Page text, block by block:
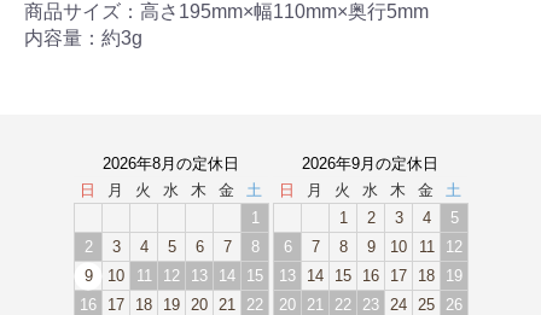
商品サイズ：高さ195mm×幅110mm×奥行5mm
内容量：約3g
2026年8月の定休日
日
月 火 水 木 金
土
1
2
3 4 5 6 7
8
9
10 11 12 13 14
15
16
17 18 19 20 21
22
2026年9月の定休日
日
月 火 水 木 金
土
1
2 3 4
5
6
7 8 9 10 11
12
13
14 15 16 17 18
19
20
21 22 23 24 25
26